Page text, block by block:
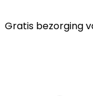
Gratis bezorging